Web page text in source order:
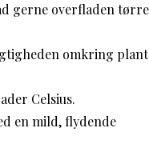
gerne overfladen tørre
omkring
Celsius.
en mild, flydende